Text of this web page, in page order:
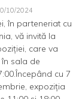
10/2024
în parteneriat cu
vă invită la
care va
sala de
cu 7
expoziția